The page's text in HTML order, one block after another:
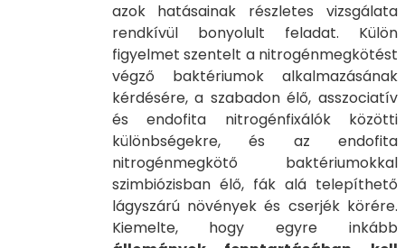
azok hatásainak részletes vizsgálata
rendkívül bonyolult feladat. Külön
figyelmet szentelt a nitrogénmegkötést
végző baktériumok alkalmazásának
kérdésére, a szabadon élő, asszociatív
és endofita nitrogénfixálók közötti
különbségekre, és az endofita
nitrogénmegkötő baktériumokkal
szimbiózisban élő, fák alá telepíthető
lágyszárú növények és cserjék körére.
Kiemelte, hogy egyre inkább